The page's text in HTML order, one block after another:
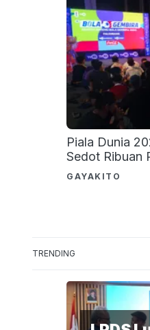
Piala Dunia
Sedot Ribuan
GAYAKITO
TRENDING